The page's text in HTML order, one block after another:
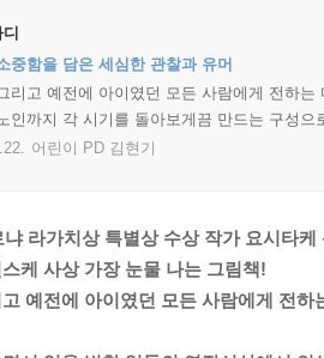
중함을 담은 세심한 관찰과 유머
리고 예전에 아이였던 모든 사람에게 전하
인까지 각 시기를 돌아보게끔 만드는 구성
어린이 PD 김현기
냐 라가치상 특별상 수상 작가 요시타케
케 사상 가장 눈물 나는 그림책!
예전에 아이였던 모든 사람에게 전